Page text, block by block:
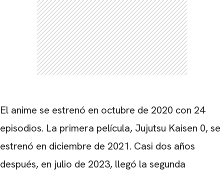
El anime se estrenó en octubre de 2020 con 24
episodios. La primera película, Jujutsu Kaisen 0, se
estrenó en diciembre de 2021. Casi dos años
después, en julio de 2023, llegó la segunda
CARREGANDO PUBLICIDADE